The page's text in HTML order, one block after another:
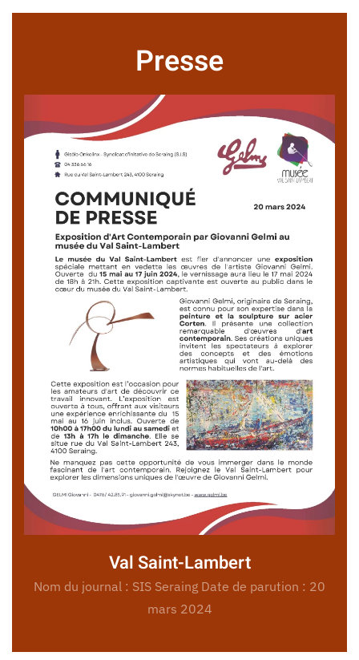
Presse
Val Saint-Lambert
Nom du journal : SIS Seraing Date de parution : 20
mars 2024